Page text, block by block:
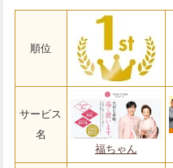
順位
サービス
名
福ちゃん